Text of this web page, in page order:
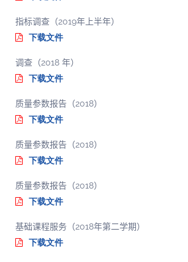
指标调查（2019年上半年）
下载文件
调查（2018 年）
下载文件
质量参数报告（2018）
下载文件
质量参数报告（2018）
下载文件
质量参数报告（2018）
下载文件
基础课程服务（2018年第二学期）
下载文件